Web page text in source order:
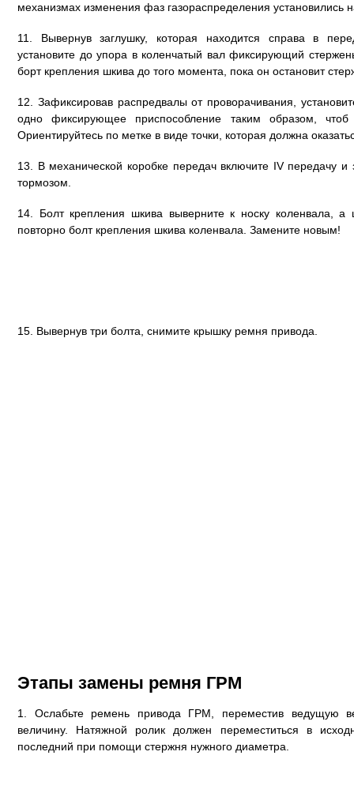
механизмах изменения фаз газораспределения установились
11. Вывернув заглушку, которая находится справа в
установите до упора в коленчатый вал фиксирующий
борт крепления шкива до того момента, пока он остановит
12. Зафиксировав распредвалы от проворачивания,
одно фиксирующее приспособление таким образом, чтоб
Ориентируйтесь по метке в виде точки, которая должна
13. В механической коробке передач включите IV передачу и
тормозом.
14. Болт крепления шкива выверните к носку коленвала, а
повторно болт крепления шкива коленвала. Замените новым!
15. Вывернув три болта, снимите крышку ремня привода.
Этапы замены ремня ГРМ
1. Ослабьте ремень привода ГРМ, переместив ведущую
величину. Натяжной ролик должен переместиться в
последний при помощи стержня нужного диаметра.